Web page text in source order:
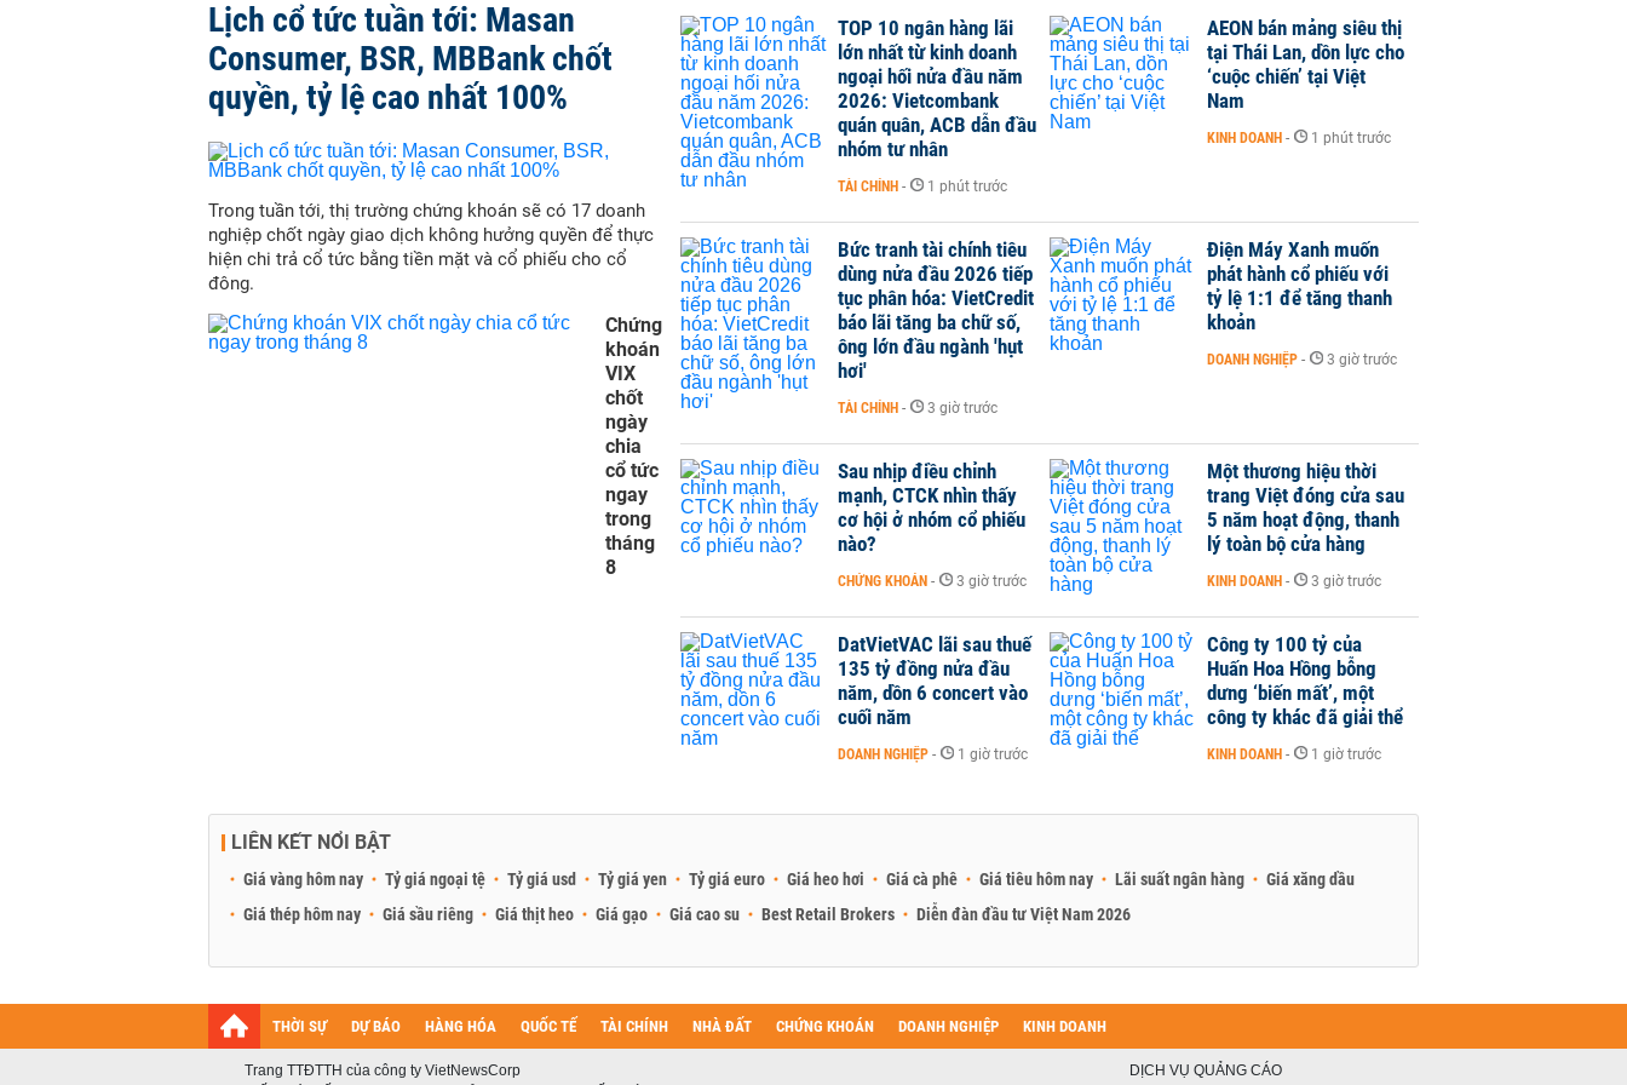
Lịch cổ tức tuần tới: Masan
Consumer, BSR, MBBank chốt
quyền, tỷ lệ cao nhất 100%
Trong tuần tới, thị trường chứng khoán sẽ có 17 doanh
nghiệp chốt ngày giao dịch không hưởng quyền để thực
hiện chi trả cổ tức bằng tiền mặt và cổ phiếu cho cổ
đông.
Chứng
khoán
VIX
chốt
ngày
chia
cổ tức
ngay
trong
tháng
8
TOP 10 ngân hàng lãi
lớn nhất từ kinh doanh
ngoại hối nửa đầu năm
2026: Vietcombank
quán quân, ACB dẫn đầu
nhóm tư nhân
TÀI CHÍNH - 1 phút trước
AEON bán mảng siêu thị
tại Thái Lan, dồn lực cho
‘cuộc chiến’ tại Việt
Nam
KINH DOANH - 1 phút trước
Bức tranh tài chính tiêu
dùng nửa đầu 2026 tiếp
tục phân hóa: VietCredit
báo lãi tăng ba chữ số,
ông lớn đầu ngành 'hụt
hơi'
TÀI CHÍNH - 3 giờ trước
Điện Máy Xanh muốn
phát hành cổ phiếu với
tỷ lệ 1:1 để tăng thanh
khoản
DOANH NGHIỆP - 3 giờ trước
Sau nhịp điều chỉnh
mạnh, CTCK nhìn thấy
cơ hội ở nhóm cổ phiếu
nào?
CHỨNG KHOÁN - 3 giờ trước
Một thương hiệu thời
trang Việt đóng cửa sau
5 năm hoạt động, thanh
lý toàn bộ cửa hàng
KINH DOANH - 3 giờ trước
DatVietVAC lãi sau thuế
135 tỷ đồng nửa đầu
năm, dồn 6 concert vào
cuối năm
DOANH NGHIỆP - 1 giờ trước
Công ty 100 tỷ của
Huấn Hoa Hồng bỗng
dưng ‘biến mất’, một
công ty khác đã giải thể
KINH DOANH - 1 giờ trước
LIÊN KẾT NỔI BẬT
Giá vàng hôm nay Tỷ giá ngoại tệ Tỷ giá usd Tỷ giá yen Tỷ giá euro Giá heo hơi Giá cà phê Giá tiêu hôm nay Lãi suất ngân hàng
Giá xăng dầu
Giá thép hôm nay
Giá sầu riêng Giá thịt heo Giá gạo Giá cao su Best Retail Brokers Diễn đàn đầu tư Việt Nam 2026
THỜI SỰ DỰ BÁO HÀNG HÓA QUỐC TẾ TÀI CHÍNH NHÀ ĐẤT CHỨNG KHOÁN DOANH NGHIỆP KINH DOANH
Trang TTĐTTH của công ty VietNewsCorp
DỊCH VỤ QUẢNG CÁO